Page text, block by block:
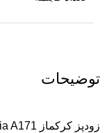
توضیحات
زودپز